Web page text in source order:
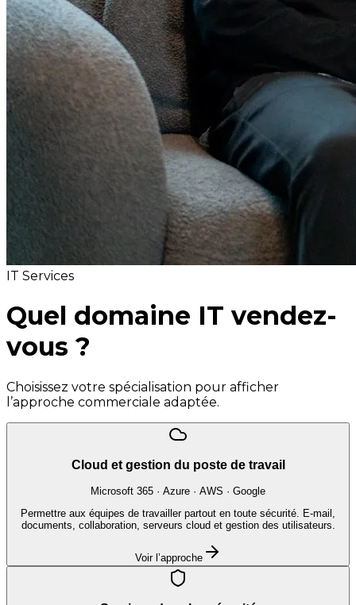
IT Services
Quel domaine IT vendez-
vous ?
Choisissez votre spécialisation pour afficher
l’approche commerciale adaptée.
Cloud et gestion du poste de travail
Microsoft 365 · Azure · AWS · Google
Permettre aux équipes de travailler partout en toute sécurité. E-mail,
documents, collaboration, serveurs cloud et gestion des utilisateurs.
Voir l’approche